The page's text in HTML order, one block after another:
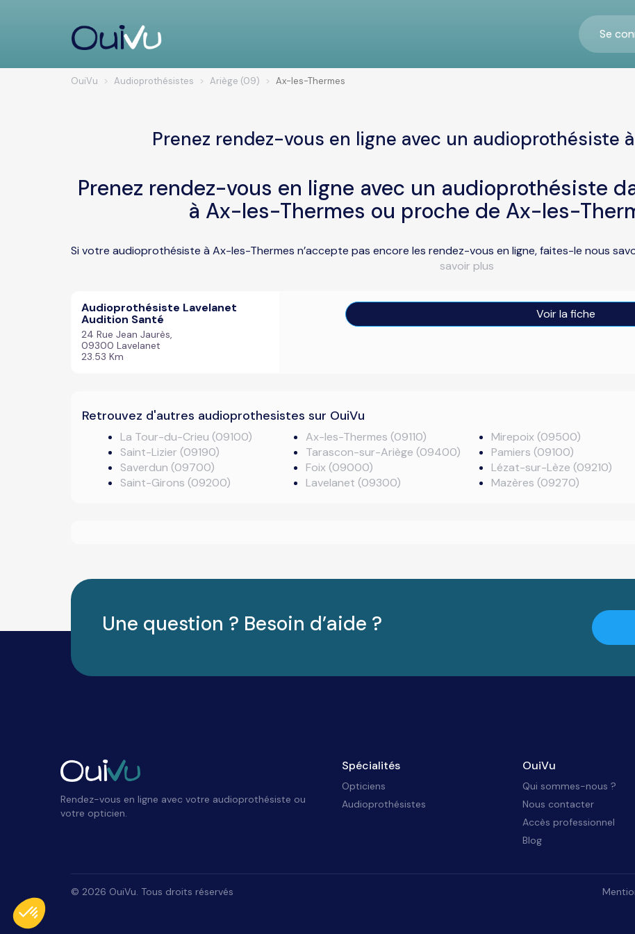
Se
OuiVu Audioprothésistes Ariège (09) Ax-les-Thermes
Prenez rendez-vous en ligne avec un audioprothésiste
Prenez rendez-vous en ligne avec un audioprothésiste
à Ax-les-Thermes ou proche de Ax-les-
Si votre audioprothésiste à Ax-les-Thermes n’accepte pas encore les rendez-vous en ligne, faites-le nous
savoir plus
Audioprothésiste Lavelanet
Audition Santé
24 Rue Jean Jaurès,
09300 Lavelanet
23.53 Km
Voir la fiche
Retrouvez d'autres audioprothesistes sur OuiVu
La Tour-du-Crieu (09100)
Saint-Lizier (09190)
Saverdun (09700)
Saint-Girons (09200)
Ax-les-Thermes (09110)
Tarascon-sur-Ariège (09400)
Foix (09000)
Lavelanet (09300)
Mirepoix (09500)
Pamiers (09100)
Lézat-sur-Lèze (09210)
Mazères (09270)
Une question ? Besoin d’aide ?
Rendez-vous en ligne avec votre audioprothésiste ou
votre opticien.
Spécialités
Opticiens
Audioprothésistes
OuiVu
Qui sommes-nous ?
Nous contacter
Accès professionnel
Blog
© 2026 OuiVu. Tous droits réservés
Axeptio consent
Plateforme de Gestion du Consentement : Personnalisez vos Options
Notre plateforme vous permet d'adapter et de gérer vos paramètres de confidentialité, en garantissant la conformité avec les réglementations.